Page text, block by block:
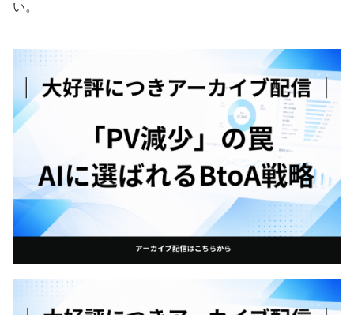
い。